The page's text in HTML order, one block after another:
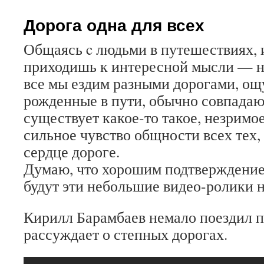
Дорога одна для всех
Общаясь c людьми в путешествиях,
приходишь к интересной мысли —
все мы ездим разными дорогами,
рожденные в пути, обычно
существует какое-то такое,
сильное чувство общности всех тех,
сердце дороге.
Думаю, что хорошим
будут эти небольшие видео-ролики
Кирилл Барамбаев немало поездил
рассуждает о степных дорогах.